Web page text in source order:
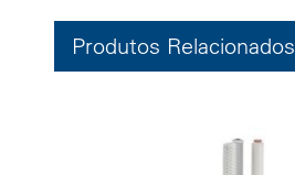
Produtos Relacionados